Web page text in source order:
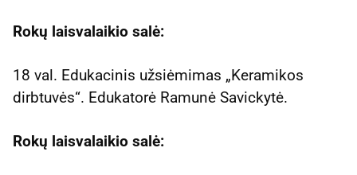
Rokų laisvalaikio salė:
18 val. Edukacinis užsiėmimas „Keramikos
dirbtuvės“. Edukatorė Ramunė Savickytė.
Rokų laisvalaikio salė: